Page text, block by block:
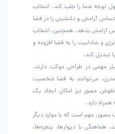
توجه شما را جلب کند. انتخاب
آرامش و دلنشینی را در فضا
آرامش بدهد. همچنین، انتخاب
و شادابیت را به فضا افزوده و
تبدیل کند.
مهمی در طراحی موکت دارند.
می‌توانند به فضا شخصیت
نقوش مصور نیز امکان ایجاد یک
دارد.
مهم است که با موارد دیگر
با دیوارها، پنجره‌ها،